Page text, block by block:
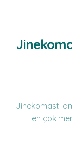
Jinekomasti
en çok